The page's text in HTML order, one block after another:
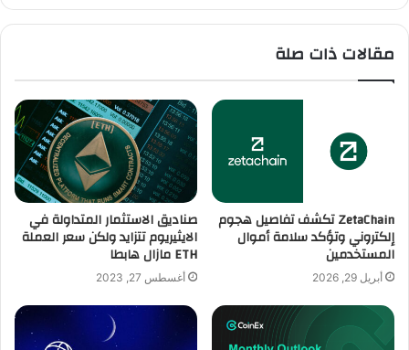
مقالات ذات صلة
ZetaChain تكشف تفاصيل هجوم
إلكتروني وتؤكد سلامة أموال
المستخدمين
أبريل 29, 2026
صناديق الاستثمار المتداولة في
الايثيريوم تتزايد ولكن سعر العملة
ETH مازال هابطا
أغسطس 27, 2023